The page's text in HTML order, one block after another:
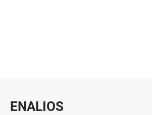
ENALIOS